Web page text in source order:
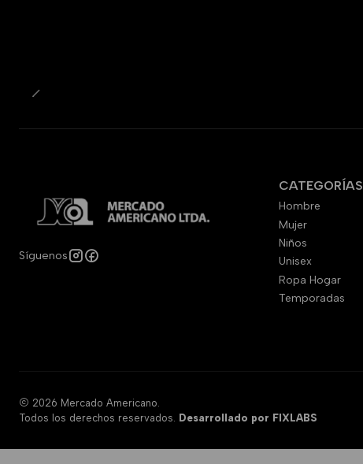
Síguenos
CATEGORÍAS
Hombre
Mujer
Niños
Unisex
Ropa Hogar
Temporadas
2026 Mercado Americano.
Todos los derechos reservados.
Desarrollado por FIXLABS